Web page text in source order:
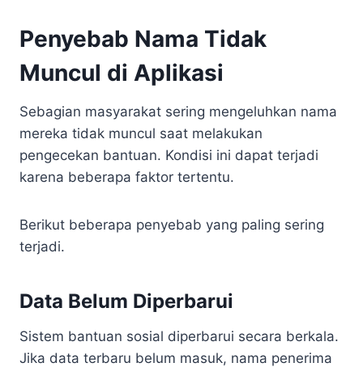
Penyebab Nama Tidak
Muncul di Aplikasi
Sebagian masyarakat sering mengeluhkan nama
mereka tidak muncul saat melakukan
pengecekan bantuan. Kondisi ini dapat terjadi
karena beberapa faktor tertentu.
Berikut beberapa penyebab yang paling sering
terjadi.
Data Belum Diperbarui
Sistem bantuan sosial diperbarui secara berkala.
Jika data terbaru belum masuk, nama penerima